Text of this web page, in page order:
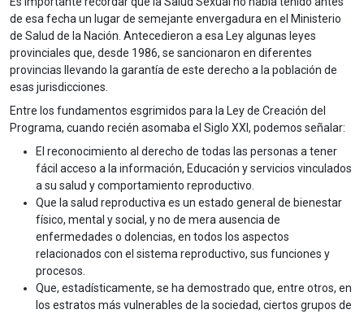
de esa fecha un lugar de semejante envergadura en el Ministerio
de Salud de la Nación. Antecedieron a esa Ley algunas leyes
provinciales que, desde 1986, se sancionaron en diferentes
provincias llevando la garantía de este derecho a la población de
esas jurisdicciones.
Entre los fundamentos esgrimidos para la Ley de Creación del
Programa, cuando recién asomaba el Siglo XXI, podemos señalar:
El reconocimiento al derecho de todas las personas a tener
fácil acceso a la información, Educación y servicios vinculados
a su salud y comportamiento reproductivo.
Que la salud reproductiva es un estado general de bienestar
físico, mental y social, y no de mera ausencia de
enfermedades o dolencias, en todos los aspectos
relacionados con el sistema reproductivo, sus funciones y
procesos.
Que, estadísticamente, se ha demostrado que, entre otros, en
los estratos más vulnerables de la sociedad, ciertos grupos de